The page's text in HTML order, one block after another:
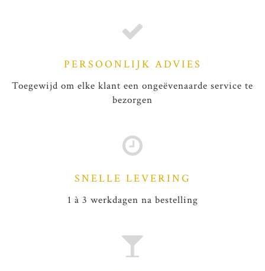
PERSOONLIJK ADVIES
Toegewijd om elke klant een ongeëvenaarde service te
bezorgen
SNELLE LEVERING
1 à 3 werkdagen na bestelling